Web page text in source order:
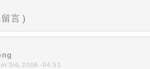
言 )
3rd, 2006 - 04:51